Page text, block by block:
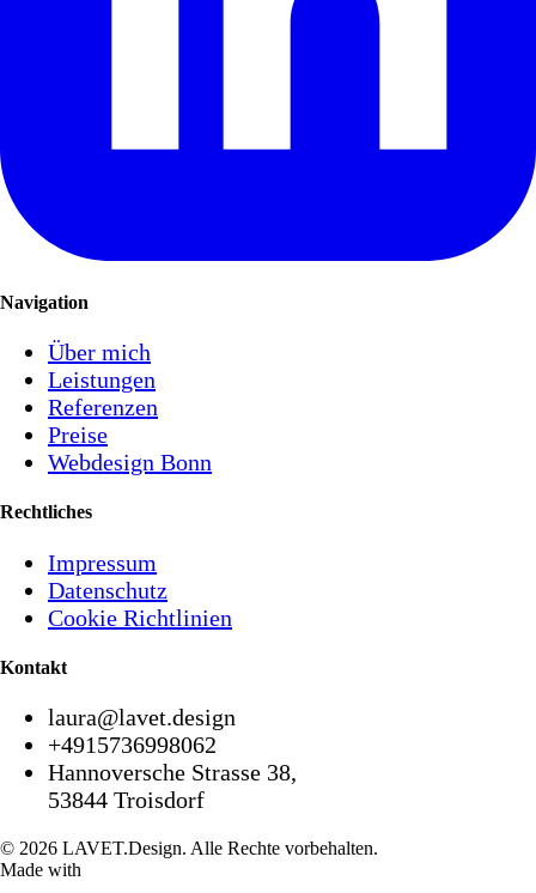
Navigation
Über mich
Leistungen
Referenzen
Preise
Webdesign Bonn
Rechtliches
Impressum
Datenschutz
Cookie Richtlinien
Kontakt
laura@lavet.design
+4915736998062
Hannoversche Strasse 38,
53844 Troisdorf
© 2026 LAVET.Design. Alle Rechte vorbehalten.
Made with